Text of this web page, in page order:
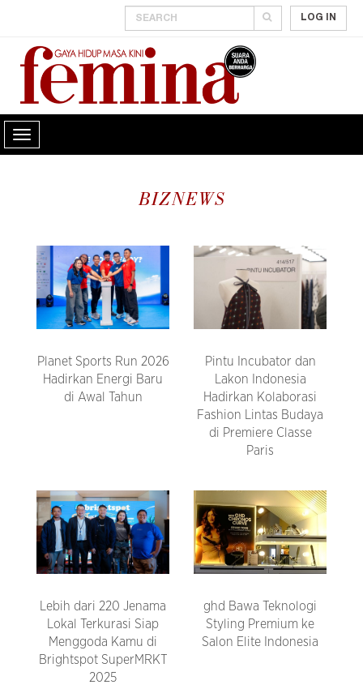
LOG IN
BIZNEWS
Planet Sports Run 2026
Hadirkan Energi Baru
di Awal Tahun
Pintu Incubator dan
Lakon Indonesia
Hadirkan Kolaborasi
Fashion Lintas Budaya
di Premiere Classe
Paris
Lebih dari 220 Jenama
Lokal Terkurasi Siap
Menggoda Kamu di
Brightspot SuperMRKT
2025
ghd Bawa Teknologi
Styling Premium ke
Salon Elite Indonesia